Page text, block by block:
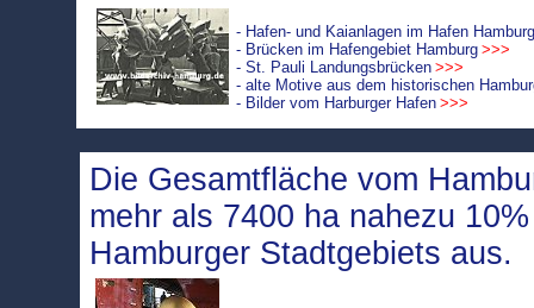
- Hafen- und Kaianlagen im Hafen
- Brücken im Hafengebiet Hamburg >>>
- St. Pauli Landungsbrücken >>>
- alte Motive aus dem historischen
- Bilder vom Harburger Hafen >>>
Die Gesamtfläche vom
mehr als 7400 ha nahezu
Hamburger Stadtgebiets aus.